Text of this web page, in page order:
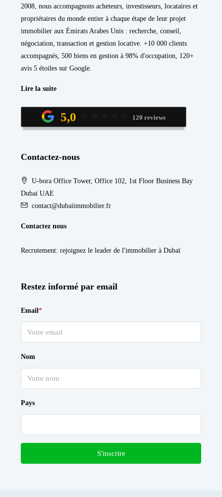
2008, nous accompagnons acheteurs, investisseurs, locataires et
propriétaires du monde entier à chaque étape de leur projet
immobilier aux Émirats Arabes Unis : recherche, conseil,
négociation, transaction et gestion locative. +10 000 clients
accompagnés, 500 biens en gestion à 98% d'occupation, 120+
avis 5 étoiles sur Google.
Lire la suite
5,0 120 reviews
Contactez-nous
U-bora Office Tower, Office 102, 1st Floor Business Bay
Dubai UAE
contact@dubaiimmobilier.fr
Contactez nous
Recrutement: rejoignez le leader de l'immobilier à Dubaï
Restez informé par email
Email*
Nom
Pays
S'inscrire